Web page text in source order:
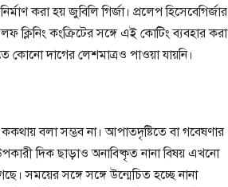
করা হয় জুবিলি গির্জা। প্রলেপ হিসেবেগির্জার
ক্লিনিং কংক্রিটের সঙ্গে এই কোটিং ব্যবহার করা
কোনো দাগের লেশমাত্রও পাওয়া যায়নি।
বলা সম্ভব না। আপাতদৃষ্টিতে বা গবেষণার
উপকারী দিক ছাড়াও অনাবিষ্কৃত নানা বিষয় এখনো
সময়ের সঙ্গে সঙ্গে উন্মেচিত হচ্ছে নানা